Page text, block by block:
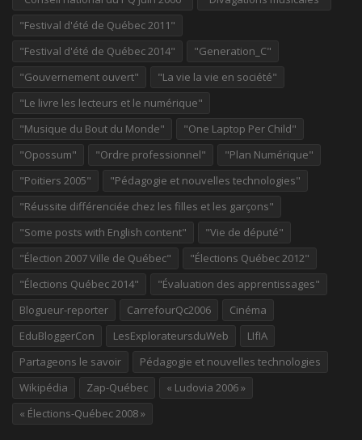
"Festival d'été de Québec 2011"
"Festival d'été de Québec 2014"
"Generation_C"
"Gouvernement ouvert"
"La vie la vie en société"
"Le livre les lecteurs et le numérique"
"Musique du Bout du Monde"
"One Laptop Per Child"
"Opossum"
"Ordre professionnel"
"Plan Numérique"
"Poitiers 2005"
"Pédagogie et nouvelles technologies"
"Réussite différenciée chez les filles et les garçons"
"Some posts with English content"
"Vie de député"
"Élection 2007 Ville de Québec"
"Élections Québec 2012"
"Élections Québec 2014"
"Évaluation des apprentissages"
Blogueur-reporter
CarrefourQc2006
Cinéma
EduBloggerCon
LesExplorateursduWeb
LIfIA
Partageons le savoir
Pédagogie et nouvelles technologies
Wikipédia
Zap-Québec
« Ludovia 2006 »
« Élections-Québec 2008 »